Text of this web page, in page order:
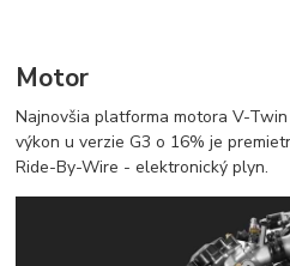
Motor
Najnovšia platforma motora V-
výkon u verzie G3 o 16% je
Ride-By-Wire - elektronický plyn.